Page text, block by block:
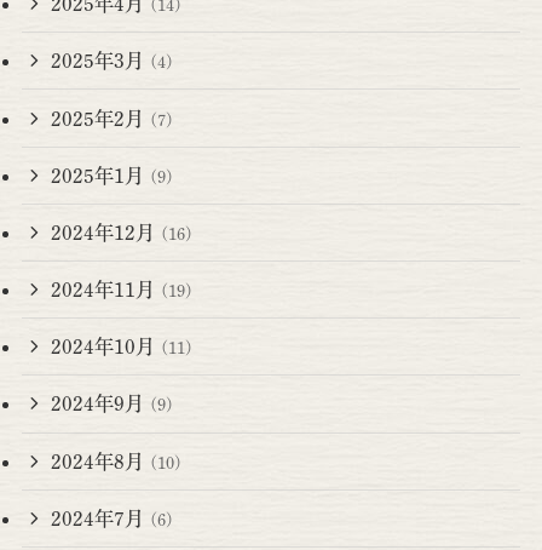
(14)
2025年3月 (4)
2025年2月 (7)
2025年1月 (9)
2024年12月 (16)
2024年11月 (19)
2024年10月 (11)
2024年9月 (9)
2024年8月 (10)
2024年7月 (6)